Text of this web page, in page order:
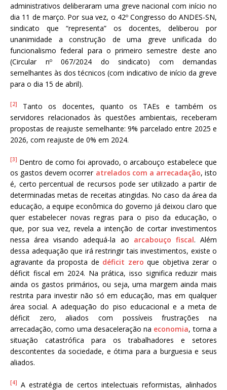
administrativos deliberaram uma greve nacional com início no
dia 11 de março. Por sua vez, o 42º Congresso do ANDES-SN,
sindicato que “representa” os docentes, deliberou por
unanimidade a construção de uma greve unificada do
funcionalismo federal para o primeiro semestre deste ano
(Circular nº 067/2024 do sindicato) com demandas
semelhantes às dos técnicos (com indicativo de início da greve
para o dia 15 de abril).
[2]
Tanto os docentes, quanto os TAEs e também os
servidores relacionados às questões ambientais, receberam
propostas de reajuste semelhante: 9% parcelado entre 2025 e
2026, com reajuste de 0% em 2024.
[3] Dentro de como foi aprovado, o arcabouço estabelece que
os gastos devem ocorrer atrelados com a arrecadação, isto
é, certo percentual de recursos pode ser utilizado a partir de
determinadas metas de receitas atingidas. No caso da área da
educação, a equipe econômica do governo já deixou claro que
quer estabelecer novas regras para o piso da educação, o
que, por sua vez, revela a intenção de cortar investimentos
nessa área visando adequá-la ao arcabouço fiscal. Além
dessa adequação que irá restringir tais investimentos, existe o
agravante da proposta de déficit zero que objetiva zerar o
déficit fiscal em 2024. Na prática, isso significa reduzir mais
ainda os gastos primários, ou seja, uma margem ainda mais
restrita para investir não só em educação, mas em qualquer
área social. A adequação do piso educacional e a meta de
déficit zero, aliados com possíveis frustrações na
arrecadação, como uma desaceleração na economia, torna a
situação catastrófica para os trabalhadores e setores
descontentes da sociedade, e ótima para a burguesia e seus
aliados.
[4] A estratégia de certos intelectuais reformistas, alinhados